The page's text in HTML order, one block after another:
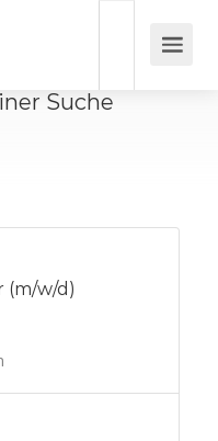
Suche
(m/w/d)